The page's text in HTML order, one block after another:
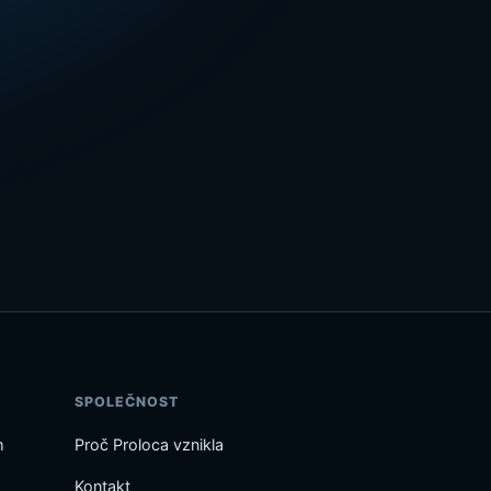
SPOLEČNOST
Proč Proloca vznikla
Kontakt